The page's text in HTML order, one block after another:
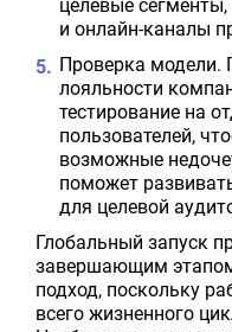
целевые
и онлайн-каналы
Проверка модели.
лояльности
тестирование на
пользователей,
возможные
поможет
для целевой
Глобальный запуск
завершающим
подход, поскольку
всего жизненного